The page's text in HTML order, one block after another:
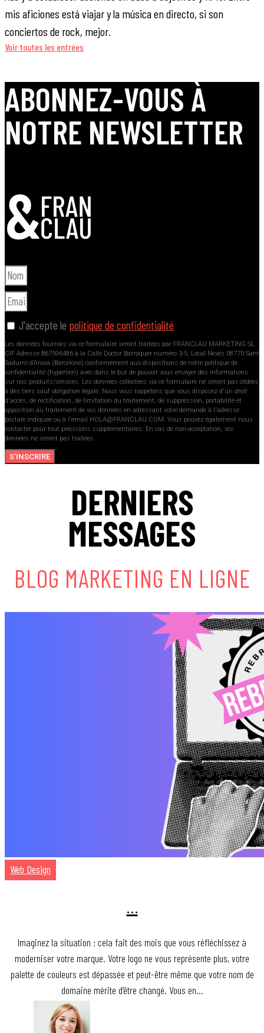
mis aficiones está viajar y la música en directo, si son
conciertos de rock, mejor.
Voir toutes les entrées
ABONNEZ-VOUS À
NOTRE NEWSLETTER
J'accepte le politique de confidentialité
Les données fournies via ce formulaire seront traitées par FRANCLAU MARKETING SL
CIF Adresse B67596486 à la Calle Doctor Barraquer numéro 3-5, Local Nexes 08770 Sant
Sadurni d’Anoia (Barcelone) conformément aux dispositions de notre politique de
confidentialité (hyperlien) avec dans le but de pouvoir vous envoyer des informations
sur nos produits/services. Les données collectées via ce formulaire ne seront pas cédées
à des tiers sauf obligation légale. Nous vous rappelons que vous disposez d'un droit
d'accès, de rectification, de limitation du traitement, de suppression, portabilité et
opposition au traitement de vos données en adressant votre demande à l'adresse
postale indiquée ou à l'email HOLA@FRANCLAU.COM. Vous pouvez également nous
contacter pour tout précisions supplémentaires. En cas de non-acceptation, vos
données ne seront pas traitées.
S'INSCRIRE
DERNIERS
MESSAGES
BLOG MARKETING EN LIGNE
Web Design
…
Imaginez la situation : cela fait des mois que vous réfléchissez à
moderniser votre marque. Votre logo ne vous représente plus, votre
palette de couleurs est dépassée et peut-être même que votre nom de
domaine mérite d’être changé. Vous en…